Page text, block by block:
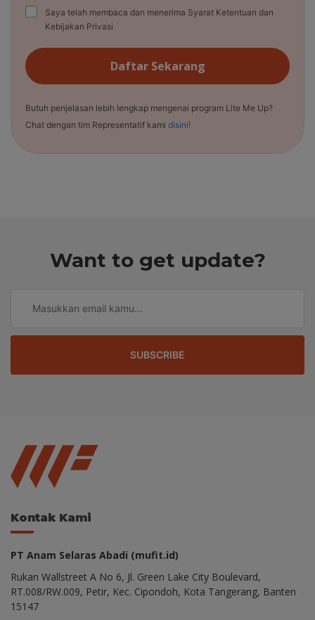
Saya telah membaca dan menerima Syarat Ketentuan dan
Kebijakan Privasi
Daftar Sekarang
Butuh penjelasan lebih lengkap mengenai program Lite Me Up?
Chat dengan tim Representatif kami disini!
Want to get update?
SUBSCRIBE
Kontak Kami
PT Anam Selaras Abadi (mufit.id)
Rukan Wallstreet A No 6, Jl. Green Lake City Boulevard,
RT.008/RW.009, Petir, Kec. Cipondoh, Kota Tangerang, Banten
15147